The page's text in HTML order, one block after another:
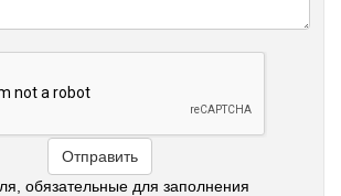
обязательные для заполнения